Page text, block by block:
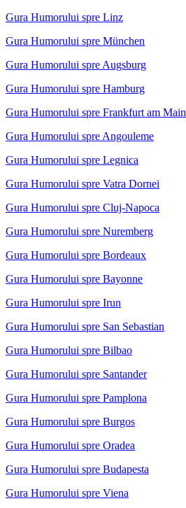
Gura Humorului spre Linz
Gura Humorului spre München
Gura Humorului spre Augsburg
Gura Humorului spre Hamburg
Gura Humorului spre Frankfurt am Main
Gura Humorului spre Angouleme
Gura Humorului spre Legnica
Gura Humorului spre Vatra Dornei
Gura Humorului spre Cluj-Napoca
Gura Humorului spre Nuremberg
Gura Humorului spre Bordeaux
Gura Humorului spre Bayonne
Gura Humorului spre Irun
Gura Humorului spre San Sebastian
Gura Humorului spre Bilbao
Gura Humorului spre Santander
Gura Humorului spre Pamplona
Gura Humorului spre Burgos
Gura Humorului spre Oradea
Gura Humorului spre Budapesta
Gura Humorului spre Viena